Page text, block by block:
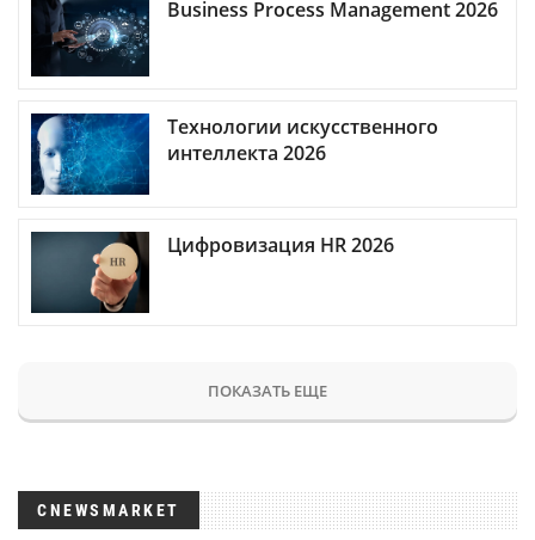
Business Process Management 2026
Технологии искусственного
интеллекта 2026
Цифровизация HR 2026
ПОКАЗАТЬ ЕЩЕ
CNEWSMARKET